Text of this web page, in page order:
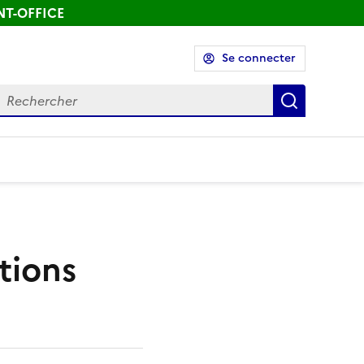
OFFICE
Se connecter
Rechercher